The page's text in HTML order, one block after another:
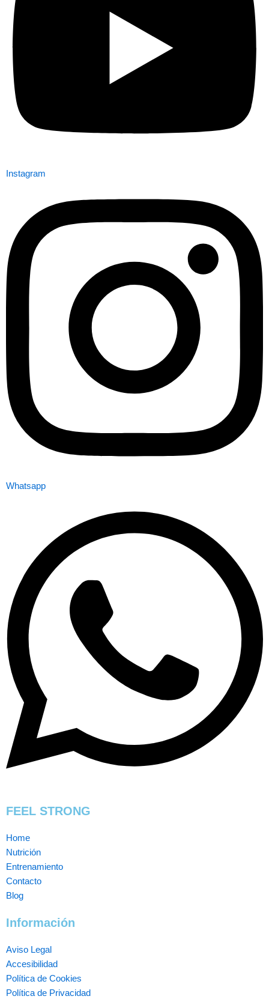
Instagram
Whatsapp
FEEL STRONG
Home
Nutrición
Entrenamiento
Contacto
Blog
Información
Aviso Legal
Accesibilidad
Política de Cookies
Política de Privacidad